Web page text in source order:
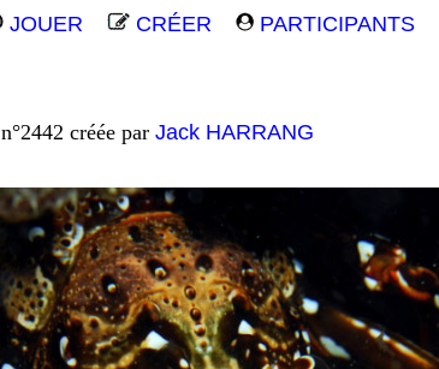
JOUER CRÉER PARTICIPANTS
n°2442 créée par Jack HARRANG